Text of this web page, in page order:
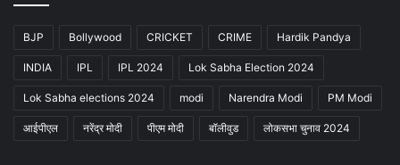
BJP Bollywood CRICKET CRIME Hardik Pandya
INDIA IPL IPL 2024 Lok Sabha Election 2024
Lok Sabha elections 2024 modi Narendra Modi PM Modi
आईपीएल नरेंद्र मोदी पीएम मोदी बॉलीवुड लोकसभा चुनाव 2024